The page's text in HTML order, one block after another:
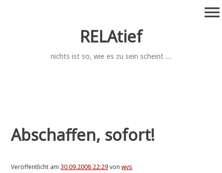
RELAtief
nichts ist so, wie es zu sein scheint ....
menu
Abschaffen, sofort!
Veröffentlicht am30.09.2008 22:29vonwvs